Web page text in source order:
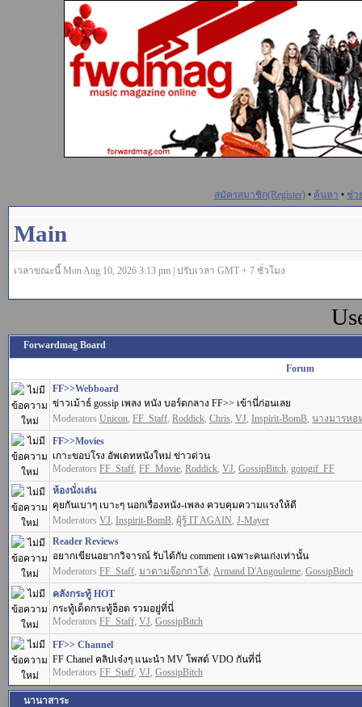
สมัครสมาชิก(Register) • ค้นหา • ช่ว
Main
เวลาขณะนี้ Mon Aug 10, 2026 3:13 pm | ปรับเวลา GMT + 7 ชั่วโมง
Forwardmag Board
Forum
FF>>Webboard
ข่าวเม้าธ์ gossip เพลง หนัง บอร์ดกลาง FF>> เข้านี่ก่อนเลย
Moderators Unicon, FF_Staff, Roddick, Chris, VJ, Inspirit-BomB, นางมารหอ
FF>>Movies
เกาะขอบโรง อัพเดทหนังใหม่ ข่าวด่วน
Moderators FF_Staff, FF_Movie, Roddick, VJ, GossipBitch, gotogif_FF
ห้องนั่งเล่น
คุยกันเบาๆ เบาะๆ นอกเรื่องหนัง-เพลง ควบคุมความแรงให้ดี
Moderators VJ, Inspirit-BomB, ผู้รู้ IT AGAIN, J-Mayer
Reader Reviews
อยากเขียนอยากวิจารณ์ รับได้กับ comment เฉพาะคนเก่งเท่านั้น
Moderators FF_Staff, มาดามจ๊อกกาโล่, Armand D'Angouleme, GossipBitch
คลังกระทู้ HOT
กระทู้เด็ดกระทู้ฮ็อต รวมอยู่ที่นี่
Moderators FF_Staff, VJ, GossipBitch
FF>> Channel
FF Chanel คลิปเจ๋งๆ แนะนำ MV โพสต์ VDO กันที่นี่
Moderators FF_Staff, VJ, GossipBitch
นานาสาระ